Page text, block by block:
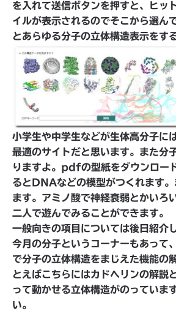
を入れて送信ボタンを押すと、ヒッ
イルが表示されるのでそこから選ん
とあらゆる分子の立体構造表示をす
小学生や中学生などが生体高分子に
最適のサイトだと思います。また分
りますよ。pdfの型紙をダウンロー
るとDNAなどの模型がつくれます。
ます。アミノ酸で神経衰弱とかいろ
二人で遊んでみることができます。
一般向きの項目については後日紹介
今月の分子というコーナーもあって
で分子の立体構造をまじえた機能の
とえばこちらにはカドヘリンの解説
って動かせる立体構造がのっていま
い。